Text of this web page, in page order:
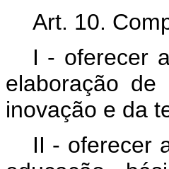
Art. 10.
I - oferecer
elaboração
inovação e da
II - oferecer